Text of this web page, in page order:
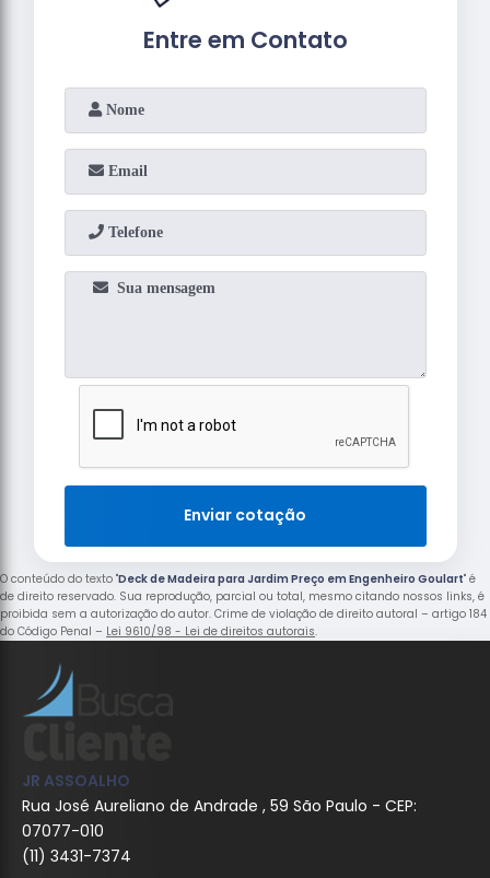
Entre em Contato
Enviar cotação
O conteúdo do texto "Deck de Madeira para Jardim Preço em Engenheiro Goulart" é
de direito reservado. Sua reprodução, parcial ou total, mesmo citando nossos links, é
proibida sem a autorização do autor. Crime de violação de direito autoral – artigo 184
do Código Penal – Lei 9610/98 - Lei de direitos autorais.
JR ASSOALHO
Rua José Aureliano de Andrade , 59 São Paulo - CEP:
07077-010
(11) 3431-7374